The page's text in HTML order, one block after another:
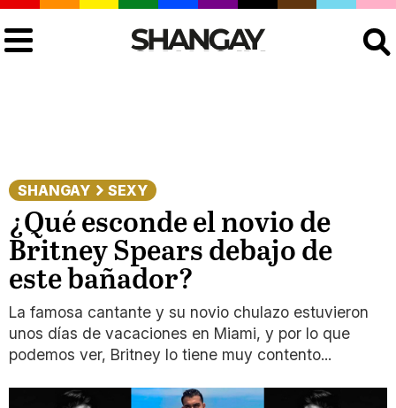
SHANGAY SEXY
¿Qué esconde el novio de
Britney Spears debajo de
este bañador?
La famosa cantante y su novio chulazo estuvieron
unos días de vacaciones en Miami, y por lo que
podemos ver, Britney lo tiene muy contento...